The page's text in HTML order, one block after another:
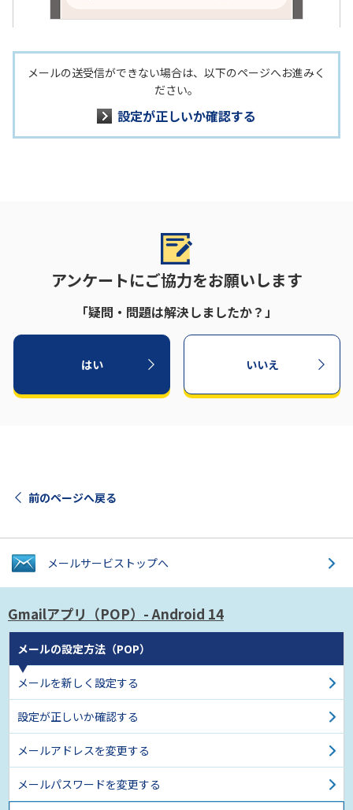
メールの送受信ができない場合は、以下のページへお進みく
ださい。
設定が正しいか確認する
アンケートにご協力をお願いします
「疑問・問題は解決しましたか？」
はい いいえ
前のページへ戻る
メールサービス トップへ
Gmailアプリ（POP） - Android 14
メールの設定方法（POP）
メールを新しく設定する
設定が正しいか確認する
メールアドレスを変更する
メールパスワードを変更する